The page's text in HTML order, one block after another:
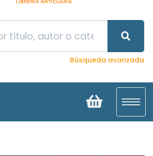
Búsqueda avanzada